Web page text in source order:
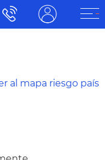
al mapa riesgo país